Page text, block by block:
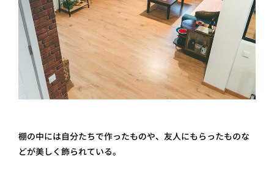
棚の中には自分たちで作ったものや、友人にもらったものな
どが美しく飾られている。